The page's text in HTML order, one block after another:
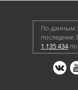
По данным
последние
1 135 434